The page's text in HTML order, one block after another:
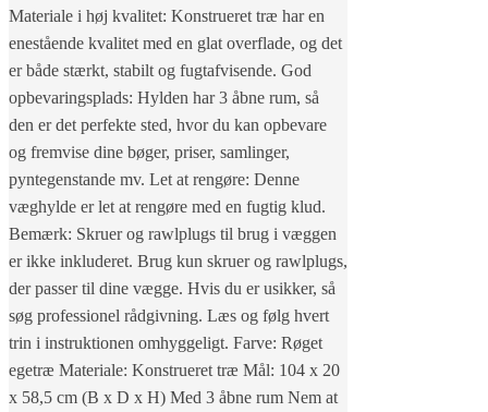
Materiale i høj kvalitet: Konstrueret træ har en
enestående kvalitet med en glat overflade, og det
er både stærkt, stabilt og fugtafvisende. God
opbevaringsplads: Hylden har 3 åbne rum, så
den er det perfekte sted, hvor du kan opbevare
og fremvise dine bøger, priser, samlinger,
pyntegenstande mv. Let at rengøre: Denne
væghylde er let at rengøre med en fugtig klud.
Bemærk: Skruer og rawlplugs til brug i væggen
er ikke inkluderet. Brug kun skruer og rawlplugs,
der passer til dine vægge. Hvis du er usikker, så
søg professionel rådgivning. Læs og følg hvert
trin i instruktionen omhyggeligt. Farve: Røget
egetræ Materiale: Konstrueret træ Mål: 104 x 20
x 58,5 cm (B x D x H) Med 3 åbne rum Nem at